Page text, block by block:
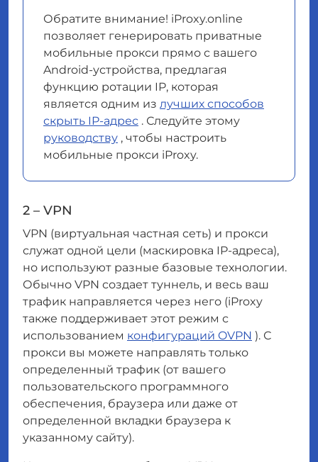
Обратите внимание! iProxy.online
позволяет генерировать приватные
мобильные прокси прямо с вашего
Android-устройства, предлагая
функцию ротации IP, которая
является одним из лучших способов
скрыть IP-адрес . Следуйте этому
руководству , чтобы настроить
мобильные прокси iProxy.
2 – VPN
VPN (виртуальная частная сеть) и прокси
служат одной цели (маскировка IP-адреса),
но используют разные базовые технологии.
Обычно VPN создает туннель, и весь ваш
трафик направляется через него (iProxy
также поддерживает этот режим с
использованием конфигураций OVPN ). С
прокси вы можете направлять только
определенный трафик (от вашего
пользовательского программного
обеспечения, браузера или даже от
определенной вкладки браузера к
указанному сайту).